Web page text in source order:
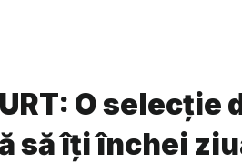
O
să îți închei